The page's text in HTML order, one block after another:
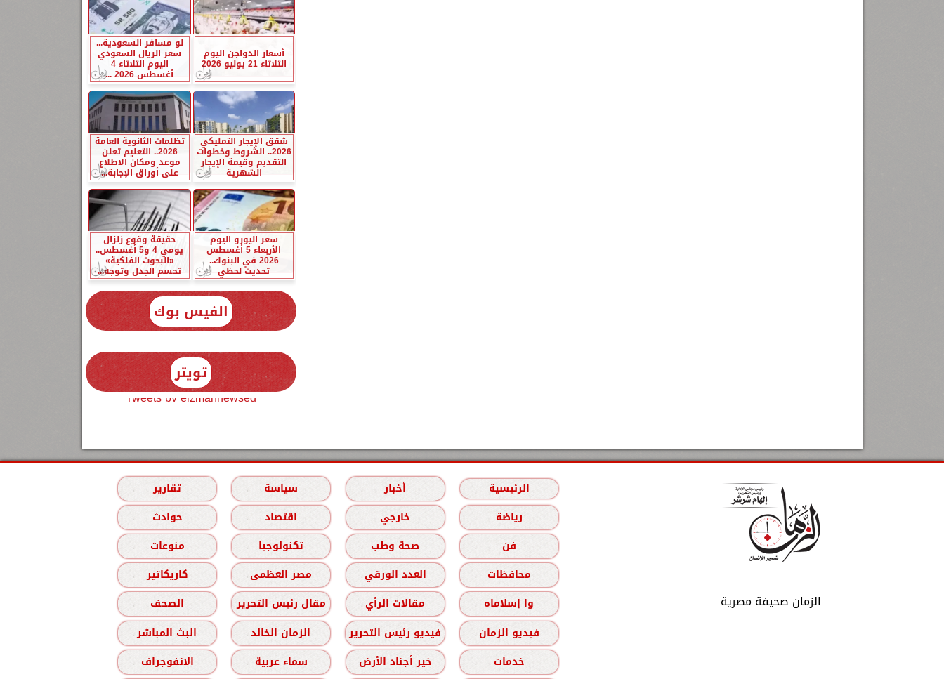
أسعار الدواجن اليوم
الثلاثاء 21 يوليو 2026
لو مسافر السعودية...
سعر الريال السعودي
اليوم الثلاثاء 4
أغسطس 2026 ...
شقق الإيجار التمليكي
2026.. الشروط وخطوات
التقديم وقيمة الإيجار
الشهرية
تظلمات الثانوية العامة
2026.. التعليم تعلن
موعد ومكان الاطلاع
على أوراق الإجابة...
سعر اليورو اليوم
الأربعاء 5 أغسطس
2026 في البنوك..
تحديث لحظي
حقيقة وقوع زلزال
يومي 4 و5 أغسطس..
«البحوث الفلكية»
تحسم الجدل وتوجه...
الفيس بوك
تويتر
Tweets by elzmannewseg
الزمان صحيفة مصرية
الرئيسية أخبار سياسة
تقارير
رياضة
خارجي اقتصاد
حوادث
فن
صحة وطب تكنولوجيا
منوعات
محافظات
العدد الورقي مصر العظمى
كاريكاتير
وا إسلاماه
مقالات الرأي مقال رئيس التحرير
الصحف
فيديو الزمان
فيديو رئيس التحرير الزمان الخالد
البث المباشر
خدمات
خير أجناد الأرض سماء عربية الانفوجراف